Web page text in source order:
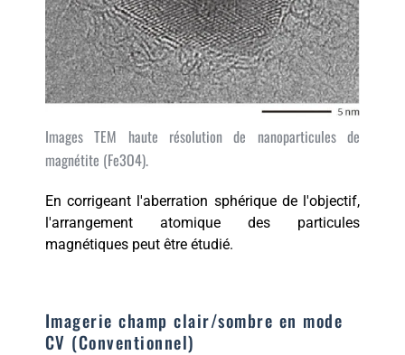
Images TEM haute résolution de nanoparticules de
magnétite (Fe3O4).
En corrigeant l'aberration sphérique de l'objectif,
l'arrangement atomique des particules
magnétiques peut être étudié.
Imagerie champ clair/sombre en mode
CV (Conventionnel)